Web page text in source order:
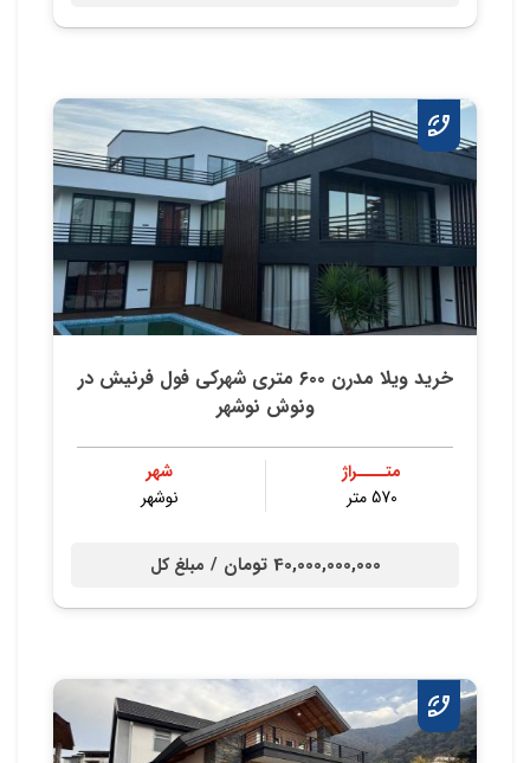
خريد ويلا مدرن ٦٠٠ متري شهركي فول فرنيش در
ونوش نوشهر
متــــراژ
570 متر
شهر
نوشهر
40,000,000,000 تومان / مبلغ کل